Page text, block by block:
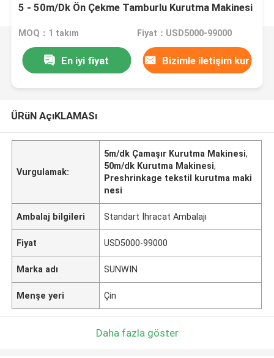
5 - 50m/Dk Ön Çekme Tamburlu Kurutma Makinesi
MOQ：1 takım Fiyat：USD5000-99000
En iyi fiyat Bizimle iletişim kur
ÜRüN AçıKLAMASı
Vurgulamak:
5m/dk Çamaşır Kurutma Makinesi,
50m/dk Kurutma Makinesi,
Preshrinkage tekstil kurutma maki
nesi
Ambalaj bilgileri Standart İhracat Ambalajı
Fiyat USD5000-99000
Marka adı SUNWIN
Menşe yeri Çin
Daha fazla göster